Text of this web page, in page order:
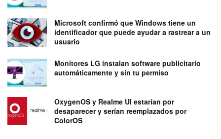
Microsoft confirmó que Windows tiene un
identificador que puede ayudar a rastrear a un
usuario
Monitores LG instalan software publicitario
automáticamente y sin tu permiso
OxygenOS y Realme UI estarían por
desaparecer y serían reemplazados por
ColorOS